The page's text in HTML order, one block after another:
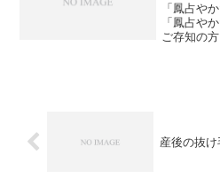
「鳳占や
「鳳占や
ご存知の
産後の抜